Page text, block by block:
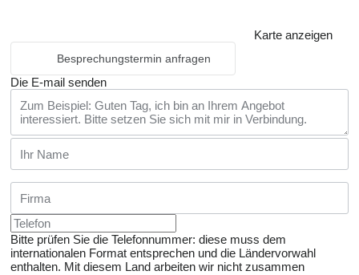
Karte anzeigen
Besprechungstermin anfragen
Die E-mail senden
Bitte prüfen Sie die Telefonnummer: diese muss dem
internationalen Format entsprechen und die Ländervorwahl
enthalten. Mit diesem Land arbeiten wir nicht zusammen